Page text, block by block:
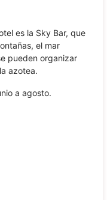
es la Sky Bar, que
el mar
pueden organizar
azotea.
a agosto.